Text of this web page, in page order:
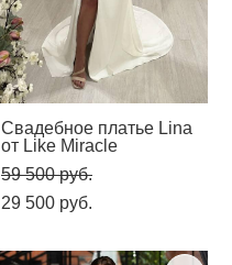
Свадебное платье Lina
от Like Miracle
59 500 pуб.
29 500 pуб.